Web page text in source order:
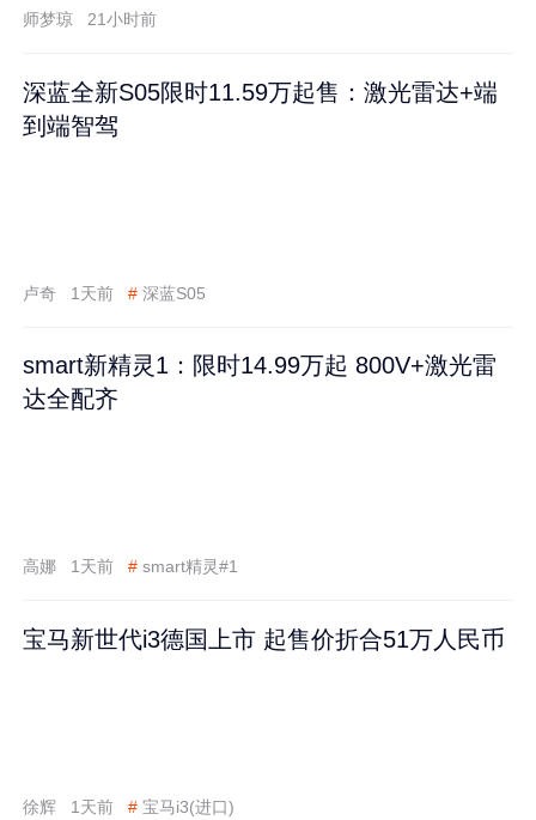
师梦琼 21小时前
深蓝全新S05限时11.59万起售：激光雷达+端
到端智驾
卢奇 1天前 # 深蓝S05
smart新精灵1：限时14.99万起 800V+激光雷
达全配齐
高娜 1天前 # smart精灵#1
宝马新世代i3德国上市 起售价折合51万人民币
徐辉 1天前 # 宝马i3(进口)